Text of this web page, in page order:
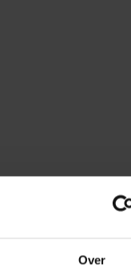
Over